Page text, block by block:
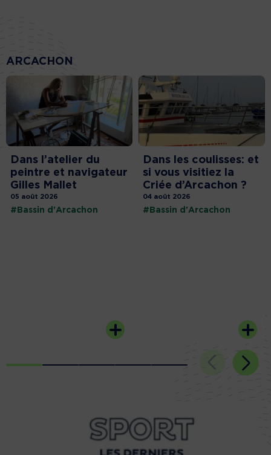
ARCACHON
Dans l’atelier du
peintre et navigateur
Gilles Mallet
05 août 2026
#Bassin d'Arcachon
Dans les coulisses: et
si vous visitiez la
Criée d’Arcachon ?
04 août 2026
#Bassin d'Arcachon